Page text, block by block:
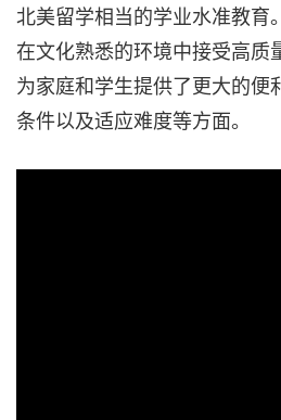
北美留学相当的学业水准教育
在文化熟悉的环境中接受高质
为家庭和学生提供了更大的便
条件以及适应难度等方面。